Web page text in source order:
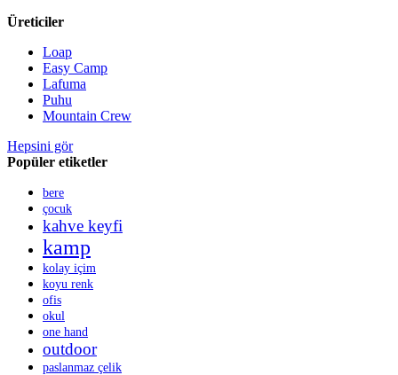
Üreticiler
Loap
Easy Camp
Lafuma
Puhu
Mountain Crew
Hepsini gör
Popüler etiketler
bere
çocuk
kahve keyfi
kamp
kolay içim
koyu renk
ofis
okul
one hand
outdoor
paslanmaz çelik